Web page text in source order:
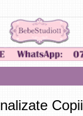
Copii